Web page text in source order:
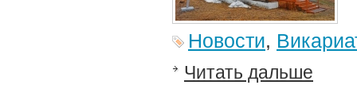
Новости,
Читать дальше